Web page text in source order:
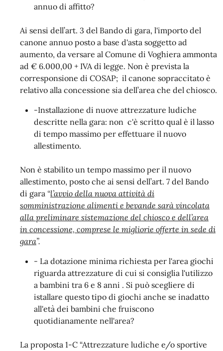
annuo di affitto?
Ai sensi dell’art. 3 del Bando di gara, l'importo del
canone annuo posto a base d'asta soggetto ad
aumento, da versare al Comune di Voghiera ammonta
ad € 6.000,00 + IVA di legge. Non è prevista la
corresponsione di COSAP; il canone sopraccitato è
relativo alla concessione sia dell’area che del chiosco.
-Installazione di nuove attrezzature ludiche
descritte nella gara: non c'è scritto qual è il lasso
di tempo massimo per effettuare il nuovo
allestimento.
Non è stabilito un tempo massimo per il nuovo
allestimento, posto che ai sensi dell’art. 7 del Bando
di gara “l’avvio della nuova attività di
somministrazione alimenti e bevande sarà vincolata
alla preliminare sistemazione del chiosco e dell’area
in concessione, comprese le migliorie offerte in sede di
gara”.
- La dotazione minima richiesta per l'area giochi
riguarda attrezzature di cui si consiglia l'utilizzo
a bambini tra 6 e 8 anni . Si può scegliere di
istallare questo tipo di giochi anche se inadatto
all'età dei bambini che fruiscono
quotidianamente nell'area?
La proposta 1-C “Attrezzature ludiche e/o sportive